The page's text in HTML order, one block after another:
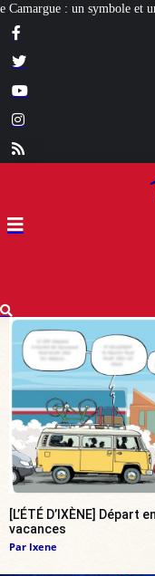
d’appartenance
[L’ÉTÉ D’IXÈNE] Départ en
vacances
Par Ixene